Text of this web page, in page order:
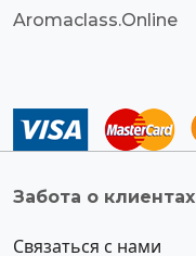
Aromaclass.Online
Забота о клиентах
Связаться с нами